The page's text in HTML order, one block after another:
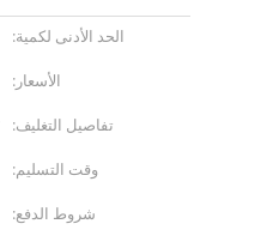
الحد الأدنى لكمية:
الأسعار:
تفاصيل التغليف:
وقت التسليم:
شروط الدفع: